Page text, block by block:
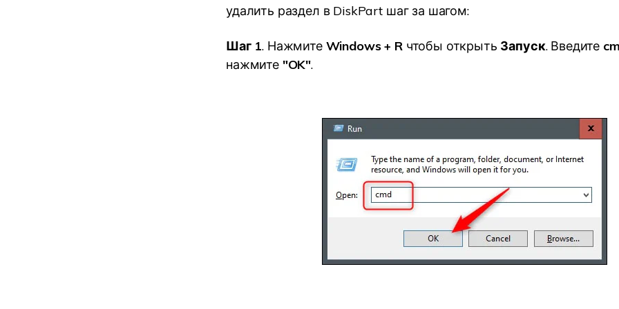
удалить раздел в DiskPart шаг за шагом:
Шаг 1. Нажмите Windows + R чтобы открыть Запуск. Введите
нажмите "OK".